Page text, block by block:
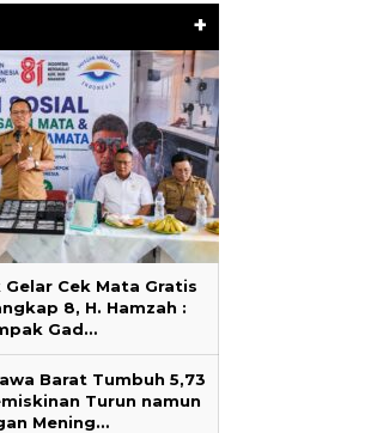
+
Gelar Cek Mata Gratis
8, H. Hamzah :
Gad…
Barat Tumbuh 5,73
Turun namun
Mening…